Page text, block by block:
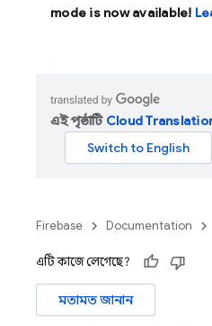
mode is now available!
এই পৃষ্ঠাটি Cloud
Firebase Documentation
এটি কাজে লেগেছে?
মতামত জানান